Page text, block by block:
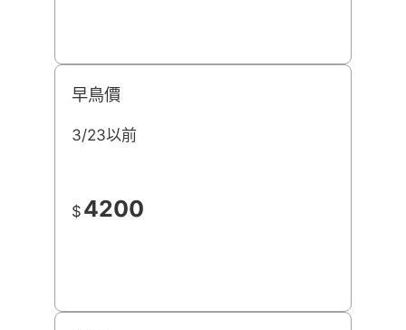
早鳥價
3/23以前
$ 4200